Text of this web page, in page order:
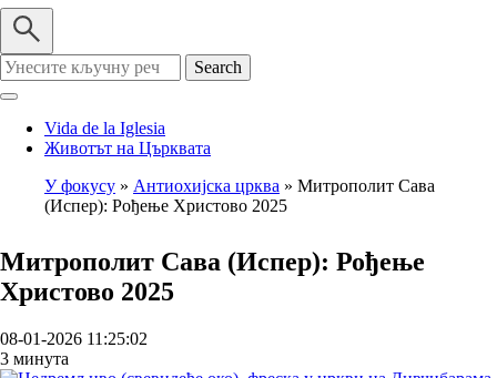
Search
Vida de la Iglesia
Животът на Църквата
Breadcrumb
У фокусу Антиохијска црква
Митрополит Сава
(Испер): Рођење Христово 2025
Митрополит Сава (Испер): Рођење
Христово 2025
08-01-2026 11:25:02
3 минута